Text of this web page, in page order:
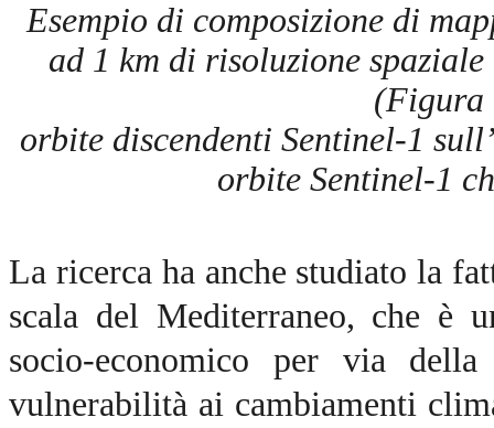
Esempio di composizione di
ad 1 km di risoluzione
(Figura
orbite discendenti Sentinel-1
orbite Sentinel-1
La ricerca ha anche studiato la
scala del Mediterraneo, che è
socio-economico per via
vulnerabilità ai cambiamenti